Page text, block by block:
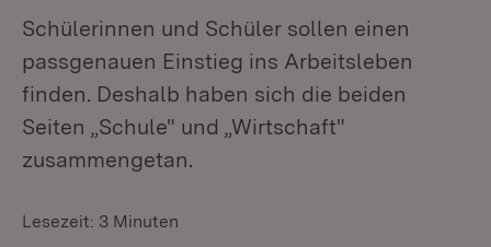
Schülerinnen und Schüler sollen einen
passgenauen Einstieg ins Arbeitsleben
finden. Deshalb haben sich die beiden
Seiten „Schule" und „Wirtschaft"
zusammengetan.
Lesezeit: 3 Minuten